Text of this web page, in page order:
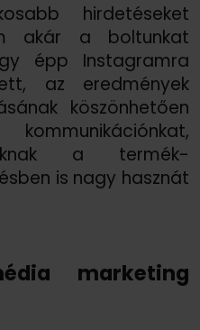
hirdetéseket
akár a boltunkat
épp Instagramra
az eredmények
köszönhetően
a termék-
is nagy hasznát
marketing